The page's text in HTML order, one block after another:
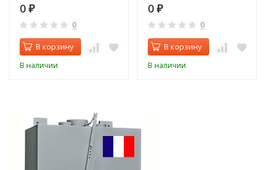
0 ₽
0
В корзину
В наличии
0 ₽
0
В корзину
В наличии